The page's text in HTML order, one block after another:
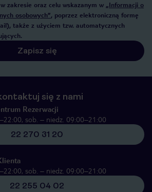
zakresie oraz celu wskazanym w „Informacji o
osobowych”, poprzez elektroniczną formę
także z użyciem tzw. automatycznych
Zapisz się
się z nami
Rezerwacji
sob. – niedz. 09:00–21:00
22 270 31 20
sob. – niedz. 09:00–21:00
22 255 04 02